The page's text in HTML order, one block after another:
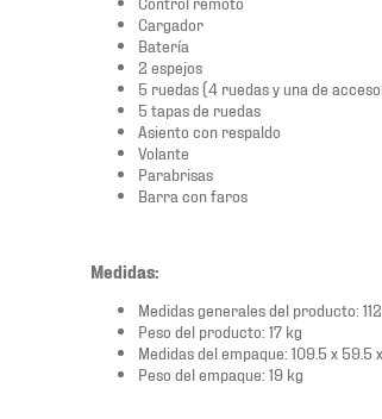
Cargador
Batería
2 espejos
5 ruedas (4 ruedas y una de
5 tapas de ruedas
Asiento con respaldo
Volante
Parabrisas
Barra con faros
Medidas:
Medidas generales del producto:
Peso del producto: 17 kg
Medidas del empaque: 109.5 x 59.5
Peso del empaque: 19 kg